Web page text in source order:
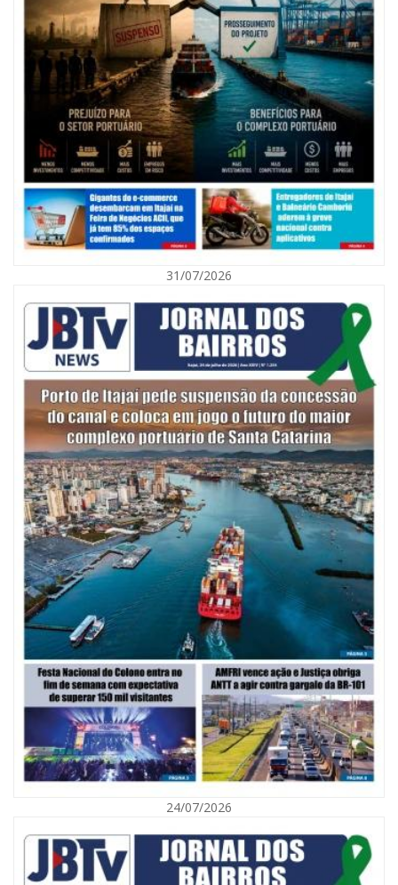
08/08/2026 | 07:00
Agosto Laranja mobiliza Navegantes com ações de prevenção de
deficiências e inclusão social
BALNEÁRIO CAMBORIÚ
08/08/2026 | 07:00
Saúde de BC abre inscrições para Oficina Regional de Qualidade em
Vigilância Sanitária
PENHA
31/07/2026
24/07/2026